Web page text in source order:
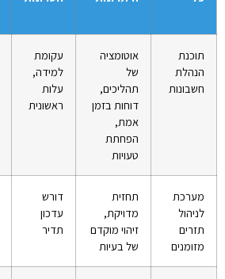
תוכנת
הנהלת
חשבונות
אוטומציה
של
תהליכים,
דוחות בזמן
אמת,
הפחתת
טעויות
עקומת
למידה,
עלות
ראשונית
מערכת
לניהול
תזרים
מזומנים
תחזית
מדויקת,
זיהוי מוקדם
של בעיות
דורש
עדכון
תדיר